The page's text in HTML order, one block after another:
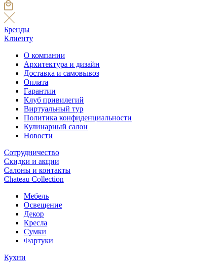
Бренды
Клиенту
О компании
Архитектура и дизайн
Доставка и самовывоз
Оплата
Гарантии
Клуб привилегий
Виртуальный тур
Политика конфиденциальности
Кулинарный салон
Новости
Сотрудничество
Скидки и акции
Салоны и контакты
Chateau Collection
Мебель
Освещение
Декор
Кресла
Сумки
Фартуки
Кухни